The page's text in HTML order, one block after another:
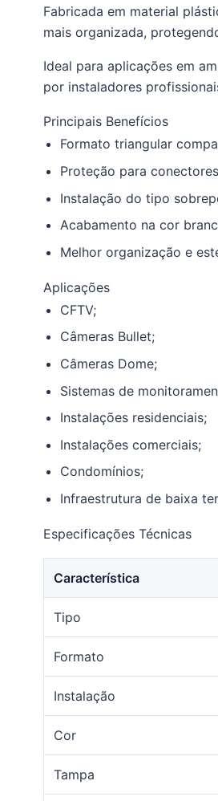
Fabricada em material
mais organizada,
Ideal para aplicações em
por instaladores
Principais Benefícios
Formato triangular
Proteção para
Instalação do tipo
Acabamento na cor
Melhor organização e
Aplicações
CFTV;
Câmeras Bullet;
Câmeras Dome;
Sistemas de
Instalações residenciais;
Instalações comerciais;
Condomínios;
Infraestrutura de baixa
Especificações Técnicas
Característica
Tipo
Formato
Instalação
Cor
Tampa